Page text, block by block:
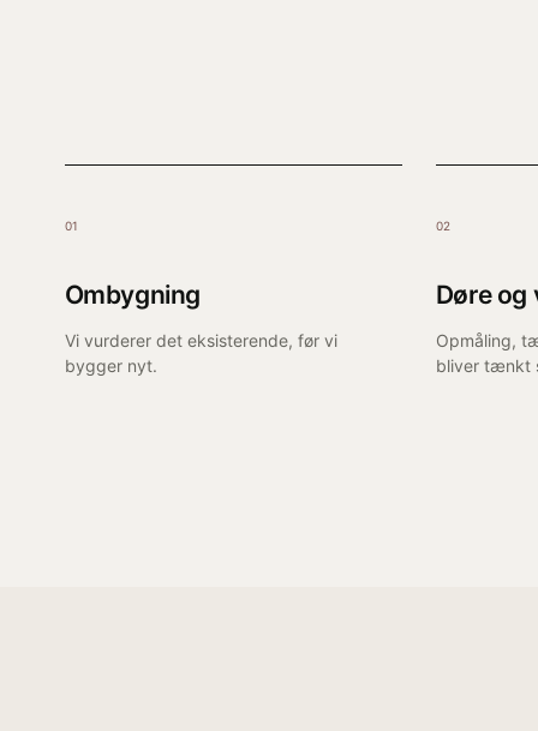
01
Ombygning
Vi vurderer det eksisterende, før vi
bygger nyt.
02
Døre og
Opmåling,
bliver tænkt